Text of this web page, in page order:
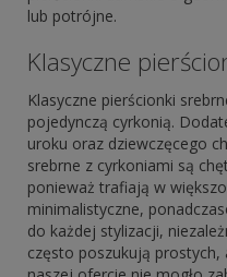
lub potrójne.
Klasyczne
Klasyczne pierścionki
pojedynczą cyrkonią.
uroku oraz dziewczęcego
srebrne z cyrkoniami są
ponieważ trafiają w
minimalistyczne,
do każdej stylizacji,
często poszukują prostych,